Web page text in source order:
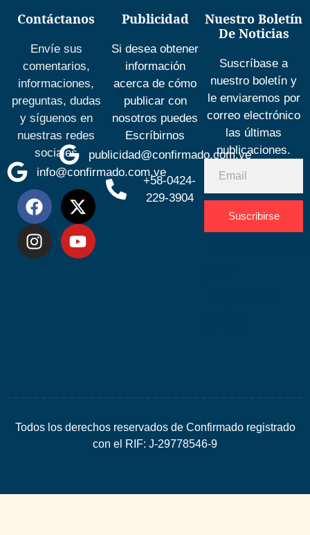
Contáctanos
Envíe sus
comentarios,
informaciones,
preguntas, dudas
y síguenos en
nuestras redes
sociales
info@confirmado.com.ve
Publicidad
Si desea obtener
información
acerca de cómo
publicar con
nosotros puedes
Escríbirnos
publicidad@confirmado.com.ve
+58-0424-
229-3904
Nuestro Boletín
De Noticias
Suscríbase a
nuestro boletín y
le enviaremos por
correo electrónico
las últimas
publicaciones.
Suscribirse
Todos los derechos reservados de Confirmado registrado
con el RIF: J-29778546-9